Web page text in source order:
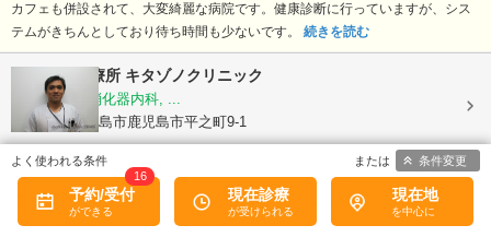
カフェも併設されて、大変綺麗な病院です。健康診断に行っていますが、シス
テムがきちんとしており待ち時間も少ないです。 続きを読む
夜間休日診療所 キタゾノクリニック
内科, 外科, 消化器内科, ...
鹿児島県鹿児島市鹿児島市平之町9-1
口コミ: 2件 5
肩凝りが酷くもうこの痛みを治せる事は出来ないと諦めていましたが、筋膜リ
リース注射が良いことを調べてキタゾノクリニックに行...続きを読む
予約/受付
16
現在診療 現在地
条件変更